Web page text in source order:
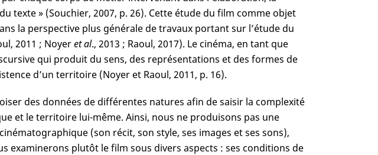
texte » (Souchier, 2007, p. 26). Cette étude du film comme objet
la perspective plus générale de travaux portant sur l’étude du
2011 ; Noyeret al., 2013 ; Raoul, 2017). Le cinéma, en tant que
qui produit du sens, des représentations et des formes de
d’un territoire (Noyer et Raoul, 2011, p. 16).
des données de différentes natures afin de saisir la complexité
et le territoire lui-même. Ainsi, nous ne produisons pas une
(son récit, son style, ses images et ses sons),
examinerons plutôt le film sous divers aspects : ses conditions de